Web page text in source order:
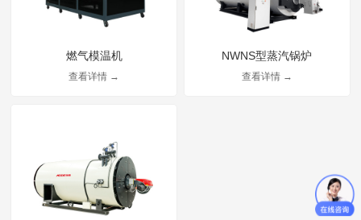
燃气模温机
查看详情 →
NWNS型蒸汽锅炉
查看详情 →